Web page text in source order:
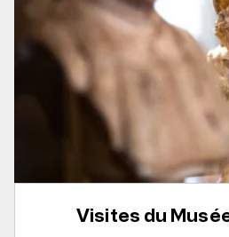
Visites du